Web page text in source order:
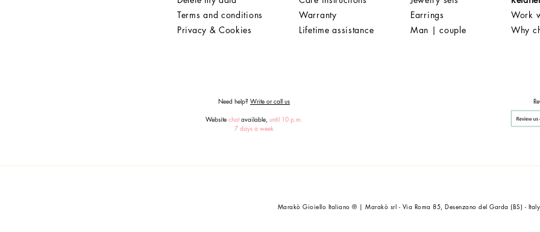
Terms and conditions
Privacy & Cookies
Warranty
Lifetime assistance
Earrings
Man | couple
Work
Why
Need help? Write or call us
Website chatavailable, until 10 p.m.
7 days a week
Marakò Gioiello Italiano ® | Marakò srl - Via Roma 85, Desenzano del Garda (BS) - Italy